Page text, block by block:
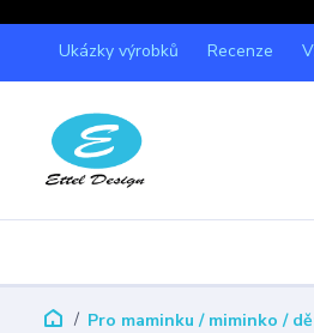
Ukázky výrobků Recenze
Pro maminku / miminko /